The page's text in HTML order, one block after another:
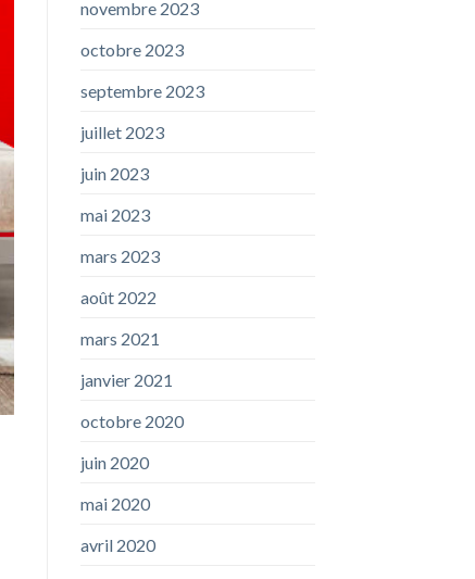
novembre 2023
octobre 2023
septembre 2023
juillet 2023
juin 2023
mai 2023
mars 2023
août 2022
mars 2021
janvier 2021
octobre 2020
juin 2020
mai 2020
avril 2020